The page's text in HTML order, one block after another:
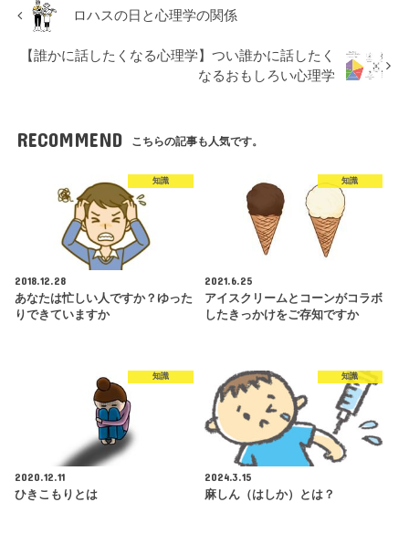
ロハスの日と心理学の関係
【誰かに話したくなる心理学】つい誰かに話したく
なるおもしろい心理学
RECOMMEND こちらの記事も人気です。
知識
2018.12.28
あなたは忙しい人ですか？ゆった
りできていますか
知識
2021.6.25
アイスクリームとコーンがコラボ
したきっかけをご存知ですか
知識
2020.12.11
ひきこもりとは
知識
2024.3.15
麻しん（はしか）とは？